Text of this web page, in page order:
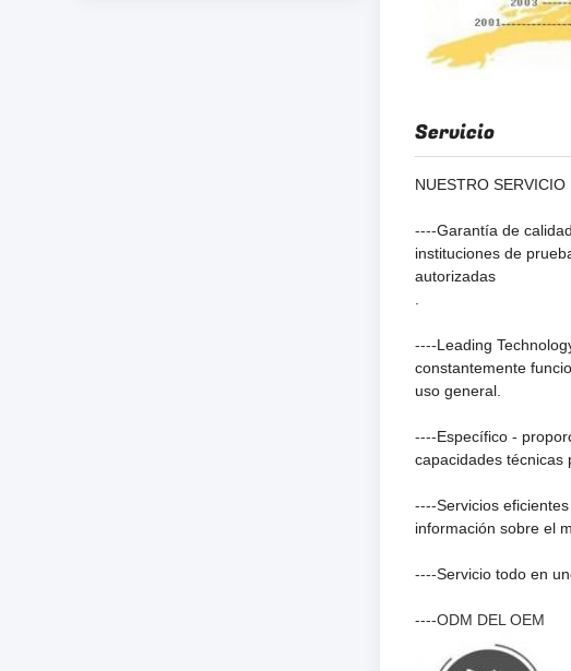
Servicio
NUESTRO SERVICIO
----Garantía de calidad
instituciones de
autorizadas
----Leading
constantemente
uso general.
----Específico -
capacidades técnicas
----Servicios eficientes
información sobre el
----Servicio todo en
----ODM DEL OEM